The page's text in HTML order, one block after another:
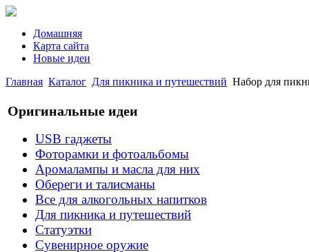
Домашняя
Карта сайта
Новые идеи
Главная Каталог Для пикника и путешествий Набор для
Оригинальные идеи
USB гаджеты
Фоторамки и фотоальбомы
Аромалампы и масла для них
Обереги и талисманы
Все для алкогольных напитков
Для пикника и путешествий
Статуэтки
Сувенирное оружие